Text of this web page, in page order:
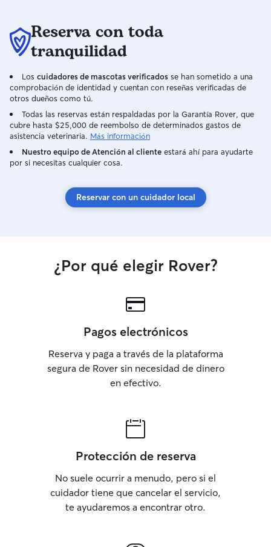
Reserva con toda
tranquilidad
Los cuidadores de mascotas verificados se han sometido a una
comprobación de identidad y cuentan con reseñas verificadas de
otros dueños como tú.
Todas las reservas están respaldadas por la Garantía Rover, que
cubre hasta $25,000 de reembolso de determinados gastos de
asistencia veterinaria. Más información
Nuestro equipo de Atención al cliente estará ahí para ayudarte
por si necesitas cualquier cosa.
Reservar con un cuidador local
¿Por qué elegir Rover?
Pagos electrónicos
Reserva y paga a través de la plataforma
segura de Rover sin necesidad de dinero
en efectivo.
Protección de reserva
No suele ocurrir a menudo, pero si el
cuidador tiene que cancelar el servicio,
te ayudaremos a encontrar otro.